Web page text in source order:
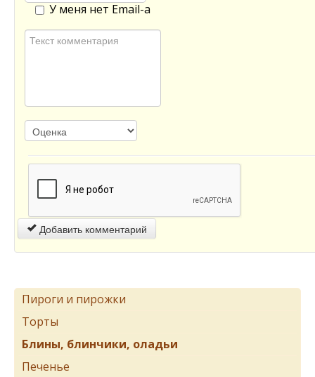
У меня нет Email-а
Добавить комментарий
Пироги и пирожки
Торты
Блины, блинчики, оладьи
Печенье